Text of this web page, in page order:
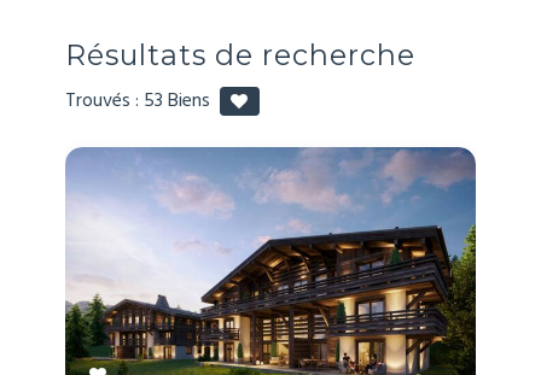
Résultats de recherche
Trouvés : 53Biens